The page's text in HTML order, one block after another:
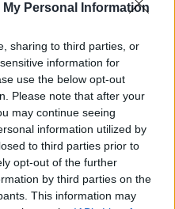
My Personal Information
sharing to third parties, or
information for
use the below opt-out
Please note that after your
may continue seeing
information utilized by
to third parties prior to
opt-out of the further
by third parties on the
This information may